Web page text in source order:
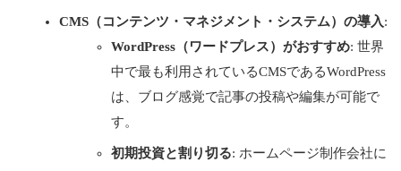
CMS（コンテンツ・マネジメント・システム）の導入:
WordPress（ワードプレス）がおすすめ: 世界
中で最も利用されているCMSであるWordPress
は、ブログ感覚で記事の投稿や編集が可能で
す。
初期投資と割り切る: ホームページ制作会社に